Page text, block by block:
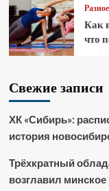
Разное
Как
что
Свежие записи
ХК «Сибирь»:
история
Трёхкратный
возглавил